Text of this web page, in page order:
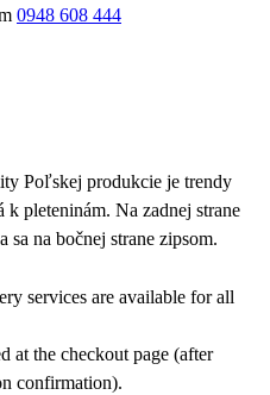
0948 608 444
Poľskej produkcie je trendy
pleteninám. Na zadnej strane
sa na bočnej strane zipsom.
services are available for all
at the checkout page (after
confirmation).